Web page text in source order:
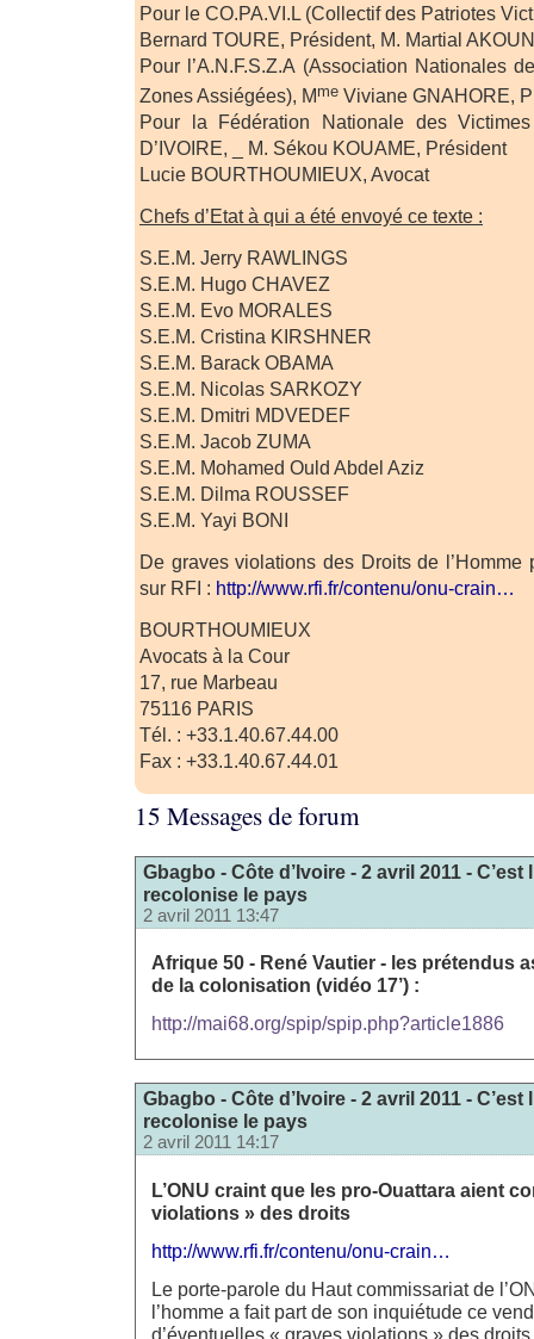
Pour le CO.PA.VI.L (Collectif des Patriotes
Bernard TOURE, Président, M. Martial
Pour l’A.N.F.S.Z.A (Association Nationales
Zones Assiégées), Mme Viviane GNAHORE,
Pour la Fédération Nationale des
D’IVOIRE, _ M. Sékou KOUAME, Président
Lucie BOURTHOUMIEUX, Avocat
Chefs d’Etat à qui a été envoyé ce texte :
S.E.M. Jerry RAWLINGS
S.E.M. Hugo CHAVEZ
S.E.M. Evo MORALES
S.E.M. Cristina KIRSHNER
S.E.M. Barack OBAMA
S.E.M. Nicolas SARKOZY
S.E.M. Dmitri MDVEDEF
S.E.M. Jacob ZUMA
S.E.M. Mohamed Ould Abdel Aziz
S.E.M. Dilma ROUSSEF
S.E.M. Yayi BONI
De graves violations des Droits de l’Homme
sur RFI : http://www.rfi.fr/contenu/onu-crain…
BOURTHOUMIEUX
Avocats à la Cour
17, rue Marbeau
75116 PARIS
Tél. : +33.1.40.67.44.00
Fax : +33.1.40.67.44.01
15 Messages de forum
Gbagbo - Côte d’Ivoire - 2 avril 2011 -
recolonise le pays
2 avril 2011 13:47
Afrique 50 - René Vautier - les prétendus
de la colonisation (vidéo 17’) :
http://mai68.org/spip/spip.php?article1886
Gbagbo - Côte d’Ivoire - 2 avril 2011 -
recolonise le pays
2 avril 2011 14:17
L’ONU craint que les pro-Ouattara aient
violations » des droits
http://www.rfi.fr/contenu/onu-crain…
Le porte-parole du Haut commissariat de
l’homme a fait part de son inquiétude ce
d’éventuelles « graves violations » des droits